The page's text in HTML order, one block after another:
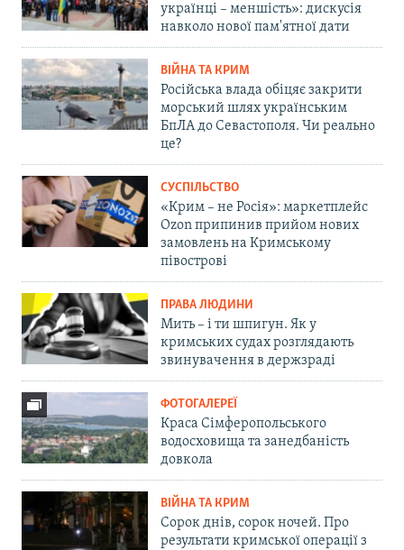
українці – меншість»: дискусія
навколо нової пам'ятної дати
ВІЙНА ТА КРИМ
Російська влада обіцяє закрити
морський шлях українським
БпЛА до Севастополя. Чи реально
це?
СУСПІЛЬСТВО
«Крим – не Росія»: маркетплейс
Ozon припинив прийом нових
замовлень на Кримському
півострові
ПРАВА ЛЮДИНИ
Мить – і ти шпигун. Як у
кримських судах розглядають
звинувачення в держзраді
ФОТОГАЛЕРЕЇ
Краса Сімферопольського
водосховища та занедбаність
довкола
ВІЙНА ТА КРИМ
Сорок днів, сорок ночей. Про
результати кримської операції з